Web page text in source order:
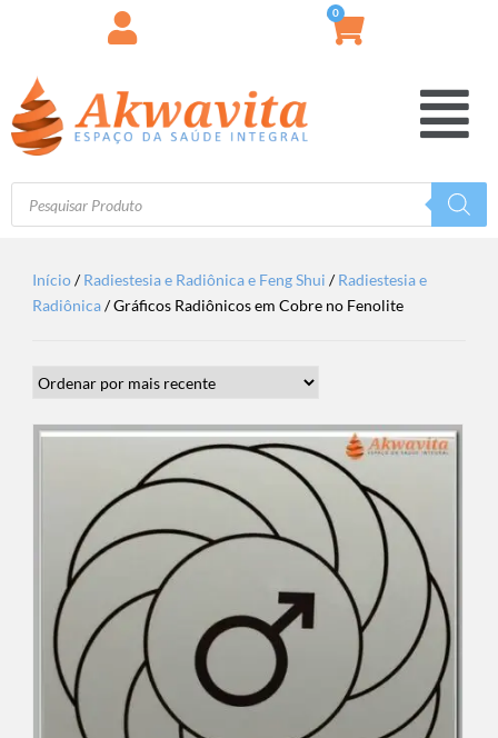
0
Início/Radiestesia e Radiônica e Feng Shui /Radiestesia e
Radiônica/ Gráficos Radiônicos em Cobre no Fenolite